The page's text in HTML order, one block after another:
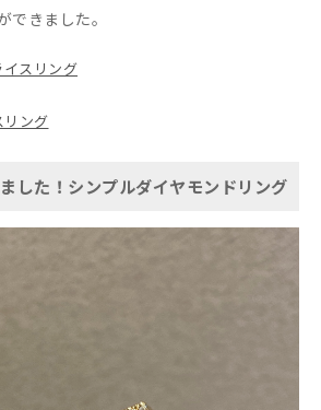
できました。
イスリング
ング
した！シンプルダイヤモンドリング